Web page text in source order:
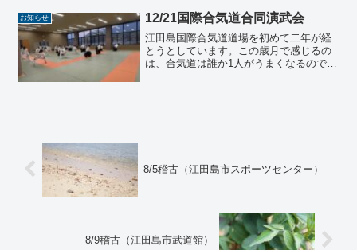
が良く見せたいという気持ち...
お知らせ 12/21国際合気道合同演武会
江田島国際合気道道場を初めて二年が経
とうとしています。この歳月で感じるの
は、合気道は誰か1人がうまくなるのでは
8/5稽古（江田島市スポーツセンター）
8/9稽古（江田島市武道館）